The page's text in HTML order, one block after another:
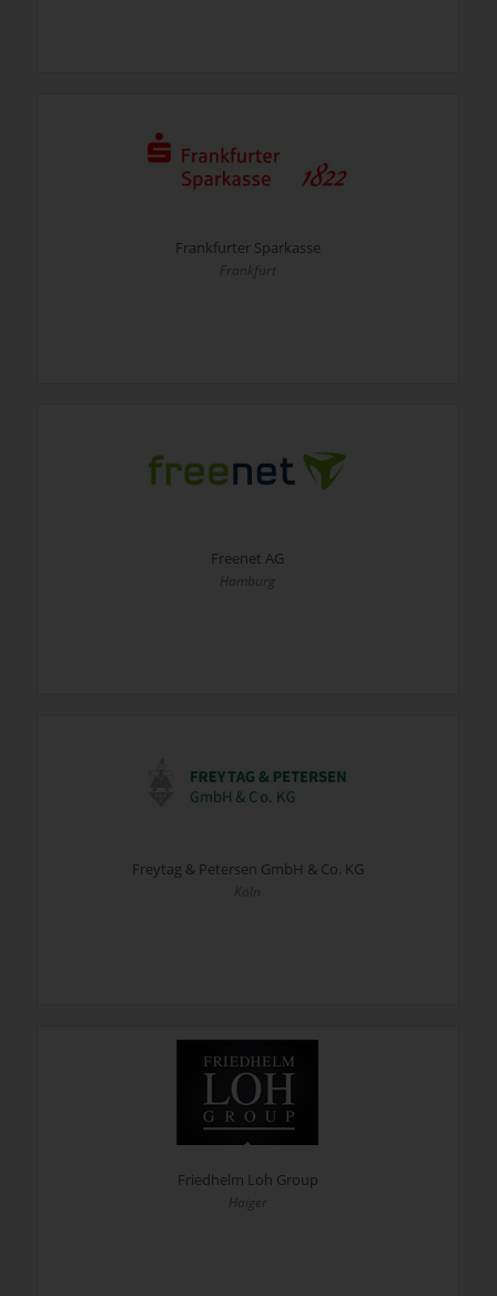
Frankfurter Sparkasse
Frankfurt
Freenet AG
Hamburg
Freytag & Petersen GmbH & Co. KG
Köln
Friedhelm Loh Group
Haiger